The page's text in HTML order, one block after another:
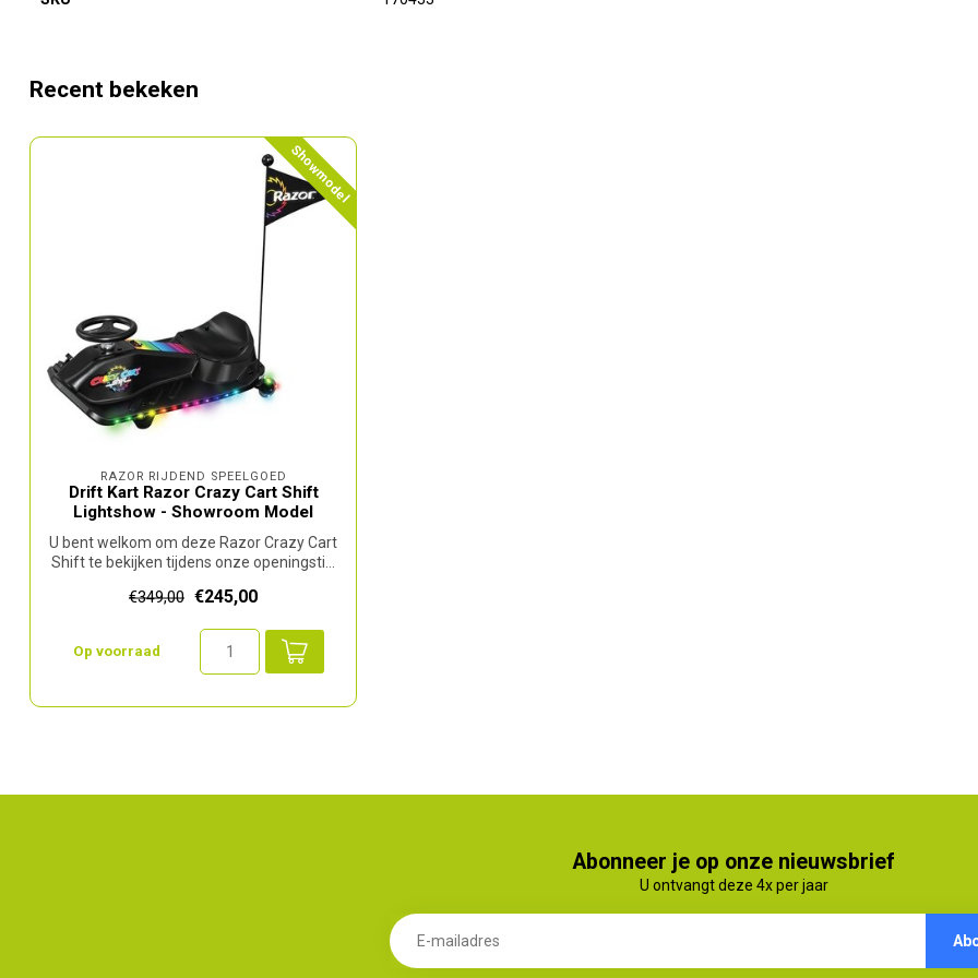
Recent bekeken
Showmodel
RAZOR RIJDEND SPEELGOED
Drift Kart Razor Crazy Cart Shift
Lightshow - Showroom Model
U bent welkom om deze Razor Crazy Cart
Shift te bekijken tijdens onze openingsti...
€349,00 €245,00
Op voorraad
Abonneer je op onze nieuwsbrief
U ontvangt deze 4x per jaar